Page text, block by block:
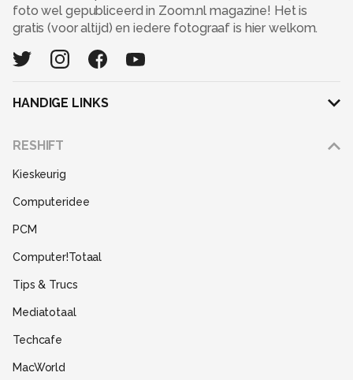
foto wel gepubliceerd in Zoom.nl magazine! Het is
gratis (voor altijd) en iedere fotograaf is hier welkom.
HANDIGE LINKS
RESHIFT
Kieskeurig
Computeridee
PCM
Computer!Totaal
Tips & Trucs
Mediatotaal
Techcafe
MacWorld